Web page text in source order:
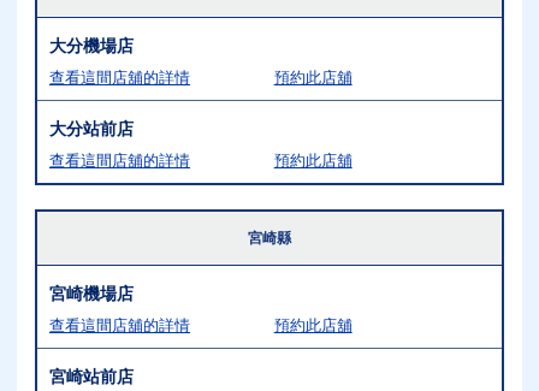
大分機場店
查看這間店舖的詳情 預約此店舖
大分站前店
查看這間店舖的詳情 預約此店舖
宮崎縣
宮崎機場店
查看這間店舖的詳情 預約此店舖
宮崎站前店